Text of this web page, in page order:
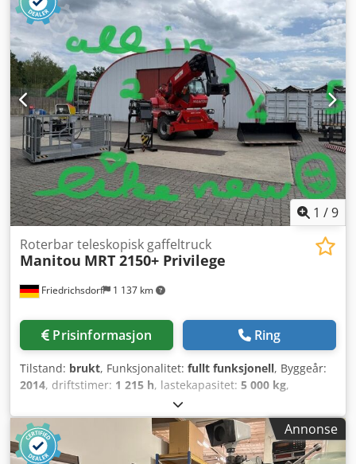
1 /9
Friedrichsdorf 1 137 km
Roterbar teleskopisk gaffeltruck
Manitou MRT 2150+ Privilege
Prisinformasjon Ring
Tilstand: brukt, Funksjonalitet: fullt funksjonell, Byggeår:
2014, driftstimer: 1 215 h, lastekapasitet: 5 000 kg,
, drivstofftype:
teleskopisk, byggehøyde:3 050 mm, effekt:110 kW
(149,56 hk)
, gaffellengde:1 200 mm, egenvekt:17 930 kg,
total lengde:
, drivtype: Diesel,
Annonse